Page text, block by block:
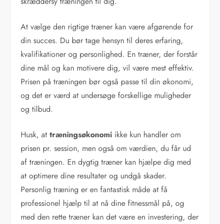
At vælge den rigtige træner kan være afgørende for
din succes. Du bør tage hensyn til deres erfaring,
kvalifikationer og personlighed. En træner, der forstår
dine mål og kan motivere dig, vil være mest effektiv.
Prisen på træningen bør også passe til din økonomi,
og det er værd at undersøge forskellige muligheder
og tilbud.
Husk, attræningsøkonomi ikke kun handler om
prisen pr. session, men også om værdien, du får ud
af træningen. En dygtig træner kan hjælpe dig med
at optimere dine resultater og undgå skader.
Personlig træning er en fantastisk måde at få
professionel hjælp til at nå dine fitnessmål på, og
med den rette træner kan det være en investering, der